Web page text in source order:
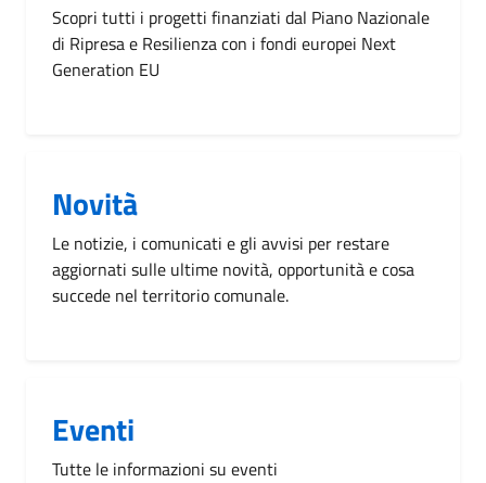
Scopri tutti i progetti finanziati dal Piano Nazionale
di Ripresa e Resilienza con i fondi europei Next
Generation EU
Novità
Le notizie, i comunicati e gli avvisi per restare
aggiornati sulle ultime novità, opportunità e cosa
succede nel territorio comunale.
Eventi
Tutte le informazioni su eventi